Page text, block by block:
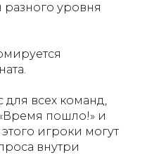
уровня
для всех команд,
пошло!» и
игроки могут
внутри